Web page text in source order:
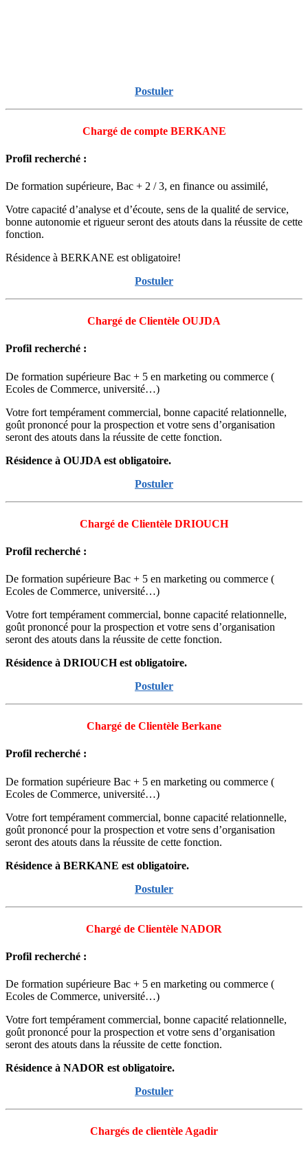
Postuler
Chargé de compte BERKANE
Profil recherché :
De formation supérieure, Bac + 2 / 3, en finance ou assimilé,
Votre capacité d’analyse et d’écoute, sens de la qualité de service,
bonne autonomie et rigueur seront des atouts dans la réussite de cette
fonction.
Résidence à BERKANE est obligatoire!
Postuler
Chargé de Clientèle OUJDA
Profil recherché :
De formation supérieure Bac + 5 en marketing ou commerce (
Ecoles de Commerce, université…)
Votre fort tempérament commercial, bonne capacité relationnelle,
goût prononcé pour la prospection et votre sens d’organisation
seront des atouts dans la réussite de cette fonction.
Résidence à OUJDA est obligatoire.
Postuler
Chargé de Clientèle DRIOUCH
Profil recherché :
De formation supérieure Bac + 5 en marketing ou commerce (
Ecoles de Commerce, université…)
Votre fort tempérament commercial, bonne capacité relationnelle,
goût prononcé pour la prospection et votre sens d’organisation
seront des atouts dans la réussite de cette fonction.
Résidence à DRIOUCH est obligatoire.
Postuler
Chargé de Clientèle Berkane
Profil recherché :
De formation supérieure Bac + 5 en marketing ou commerce (
Ecoles de Commerce, université…)
Votre fort tempérament commercial, bonne capacité relationnelle,
goût prononcé pour la prospection et votre sens d’organisation
seront des atouts dans la réussite de cette fonction.
Résidence à BERKANE est obligatoire.
Postuler
Chargé de Clientèle NADOR
Profil recherché :
De formation supérieure Bac + 5 en marketing ou commerce (
Ecoles de Commerce, université…)
Votre fort tempérament commercial, bonne capacité relationnelle,
goût prononcé pour la prospection et votre sens d’organisation
seront des atouts dans la réussite de cette fonction.
Résidence à NADOR est obligatoire.
Postuler
Chargés de clientèle Agadir